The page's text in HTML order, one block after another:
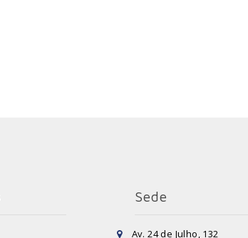
Sede
Av. 24 de Julho, 132